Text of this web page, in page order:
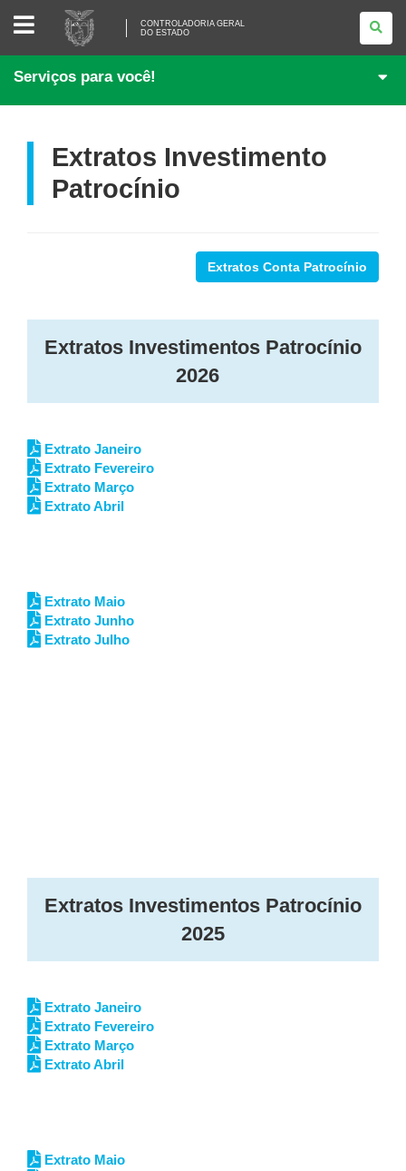
CONTROLADORIA
GERAL
DO
ESTADO
CONTROLADORIA GERAL
DO ESTADO
Serviços para você!
Extratos Investimento
Patrocínio
Extratos Conta Patrocínio
Extratos Investimentos Patrocínio
2026
Extrato Janeiro
Extrato Fevereiro
Extrato Março
Extrato Abril
Extrato Maio
Extrato Junho
Extrato Julho
Extratos Investimentos Patrocínio
2025
Extrato Janeiro
Extrato Fevereiro
Extrato Março
Extrato Abril
Extrato Maio